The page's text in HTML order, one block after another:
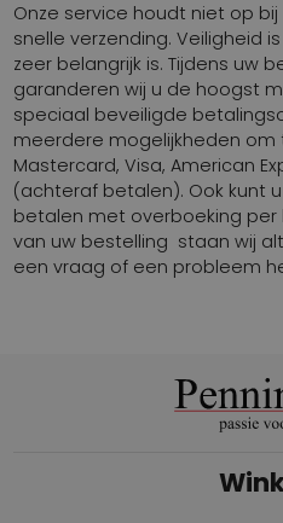
Onze service houdt niet op
snelle verzending. Veiligheid
zeer belangrijk is. Tijdens uw
garanderen wij u de hoogst
speciaal beveiligde
meerdere mogelijkheden om
Mastercard, Visa, American
(achteraf betalen). Ook kunt
betalen met overboeking per
van uw bestelling staan wij
een vraag of een probleem